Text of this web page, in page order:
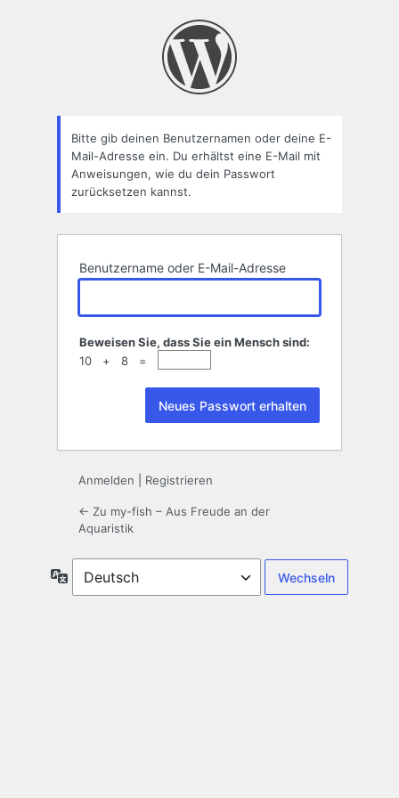
Bitte gib deinen Benutzernamen oder deine E-
Mail-Adresse ein. Du erhältst eine E-Mail mit
Anweisungen, wie du dein Passwort
zurücksetzen kannst.
Benutzername oder E-Mail-Adresse
Beweisen Sie, dass Sie ein Mensch sind:
10 + 8 =
Anmelden Registrieren
← Zu my-fish – Aus Freude an der
Aquaristik
Sprache